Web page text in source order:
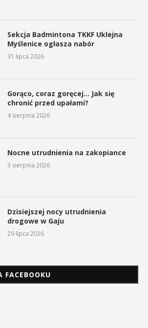
Sekcja Badmintona TKKF Uklejna
Myślenice ogłasza nabór
31 lipca 2026
Gorąco, coraz goręcej… Jak się
chronić przed upałami?
4 sierpnia 2026
Nocne utrudnienia na zakopiance
3 sierpnia 2026
Dzisiejszej nocy utrudnienia
drogowe w Gaju
29 lipca 2026
FACEBOOKU